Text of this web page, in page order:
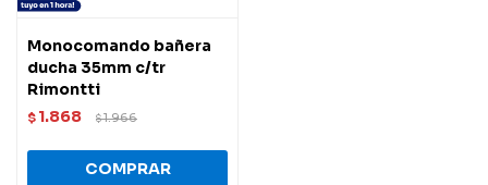
Monocomando bañera
ducha 35mm c/tr
Rimontti
$ 1.868 $1.966